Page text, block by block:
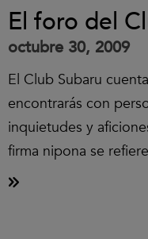
El foro del
octubre 30, 2009
El Club Subaru
encontrarás con
inquietudes y
firma nipona se